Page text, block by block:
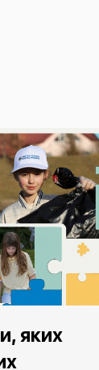
яких